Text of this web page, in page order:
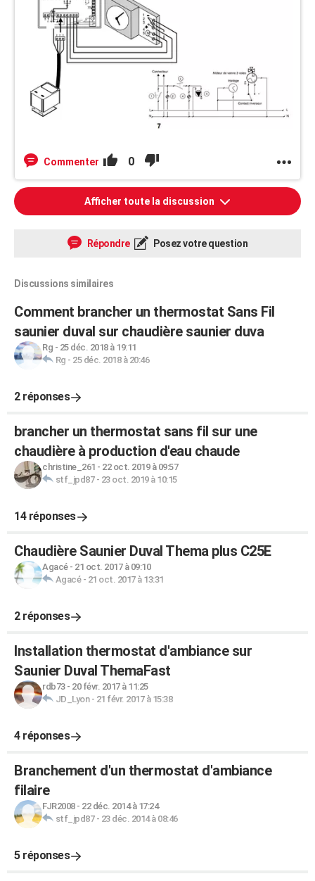
Commenter 0
Afficher toute la discussion
Répondre Posez votre question
Discussions similaires
Comment brancher un thermostat Sans Fil
saunier duval sur chaudière saunier duva
Rg - 25 déc. 2018 à 19:11
Rg - 25 déc. 2018 à 20:46
2 réponses
brancher un thermostat sans fil sur une
chaudière à production d'eau chaude
christine_261 - 22 oct. 2019 à 09:57
stf_jpd87- 23 oct. 2019 à 10:15
14 réponses
Chaudière Saunier Duval Thema plus C25E
Agacé- 21 oct. 2017 à 09:10
Agacé- 21 oct. 2017 à 13:31
2 réponses
Installation thermostat d'ambiance sur
Saunier Duval ThemaFast
rdb73- 20 févr. 2017 à 11:25
JD_Lyon- 21 févr. 2017 à 15:38
4 réponses
Branchement d'un thermostat d'ambiance
filaire
FJR2008- 22 déc. 2014 à 17:24
stf_jpd87- 23 déc. 2014 à 08:46
5 réponses